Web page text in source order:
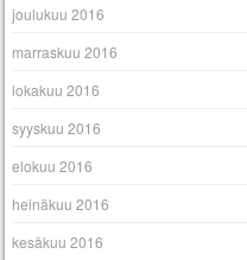
joulukuu 2016
marraskuu 2016
lokakuu 2016
syyskuu 2016
elokuu 2016
heinäkuu 2016
kesäkuu 2016